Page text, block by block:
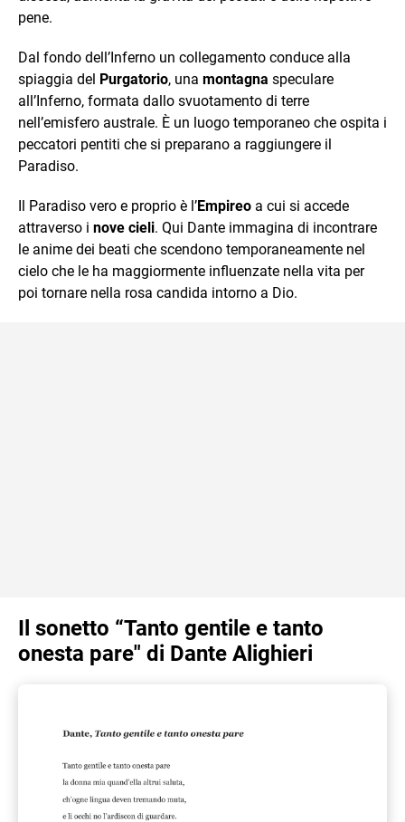
pene.
Dal fondo dell’Inferno un collegamento conduce alla
spiaggia del Purgatorio, una montagna speculare
all’Inferno, formata dallo svuotamento di terre
nell’emisfero australe. È un luogo temporaneo che ospita i
peccatori pentiti che si preparano a raggiungere il
Paradiso.
Il Paradiso vero e proprio è l’Empireo a cui si accede
attraverso i nove cieli. Qui Dante immagina di incontrare
le anime dei beati che scendono temporaneamente nel
cielo che le ha maggiormente influenzate nella vita per
poi tornare nella rosa candida intorno a Dio.
Il sonetto “Tanto gentile e tanto
onesta pare" di Dante Alighieri